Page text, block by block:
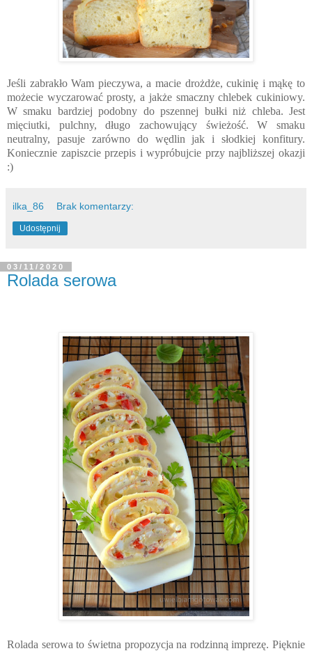
Jeśli zabrakło Wam pieczywa, a macie drożdże, cukinię i mąkę to
możecie wyczarować prosty, a jakże smaczny chlebek cukiniowy.
W smaku bardziej podobny do pszennej bułki niż chleba. Jest
mięciutki, pulchny, długo zachowujący świeżość. W smaku
neutralny, pasuje zarówno do wędlin jak i słodkiej konfitury.
Koniecznie zapiszcie przepis i wypróbujcie przy najbliższej okazji
:)
ilka_86 Brak komentarzy:
Udostępnij
03/11/2020
Rolada serowa
Rolada serowa to świetna propozycja na rodzinną imprezę. Pięknie